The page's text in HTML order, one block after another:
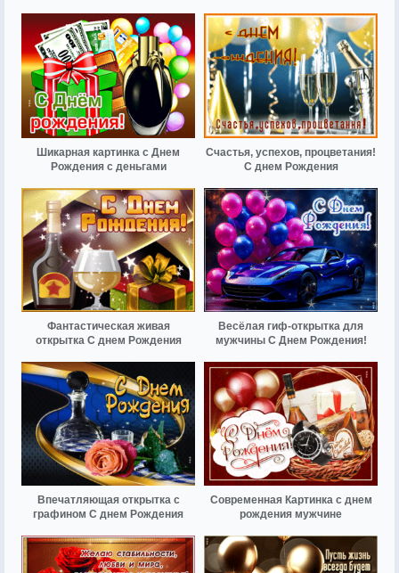
Шикарная картинка с Днем
Рождения с деньгами
Счастья, успехов, процветания!
С днем Рождения
Фантастическая живая
открытка С днем Рождения
Весёлая гиф-открытка для
мужчины С Днем Рождения!
Впечатляющая открытка с
графином С днем Рождения
Современная Картинка с днем
рождения мужчине